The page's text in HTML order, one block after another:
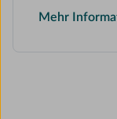
Mehr